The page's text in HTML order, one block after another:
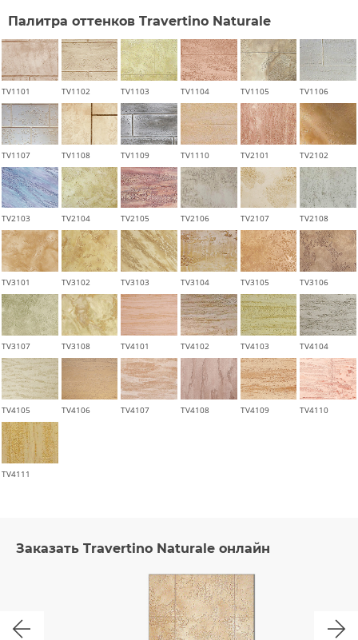
Палитра оттенков Travertino Naturale
TV1101 TV1102 TV1103 TV1104 TV1105 TV1106
TV1107 TV1108 TV1109 TV1110 TV2101 TV2102
TV2103 TV2104 TV2105 TV2106 TV2107 TV2108
TV3101 TV3102 TV3103 TV3104 TV3105 TV3106
TV3107 TV3108 TV4101 TV4102 TV4103 TV4104
TV4105 TV4106 TV4107 TV4108 TV4109 TV4110
TV4111
Заказать Travertino Naturale онлайн